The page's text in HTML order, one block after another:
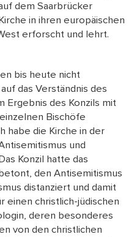
dem Saarbrücker
in ihren europäischen
erforscht und lehrt.
bis heute nicht
das Verständnis des
Ergebnis des Konzils mit
Bischöfe
habe die Kirche in der
und
Konzil hatte das
den Antisemitismus
distanziert und damit
einen christlich-jüdischen
deren besonderes
von den christlichen